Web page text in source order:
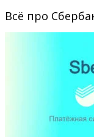
Всё про